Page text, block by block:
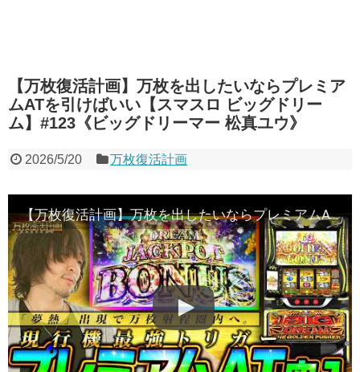
【万枚復活計画】万枚を出したいならプレミア
ムATを引けばいい【スマスロ ビッグドリー
ム】#123《ビッグドリーマー 松真ユウ》
2026/5/20 万枚復活計画
【万枚復活計画】万枚を出したいならプレミアムATを引けばいい【スマスロ ビッグドリーム】#123《ビッグドリーマー 松真ユウ》[必勝本WEB-TV][パチンコ][パチスロ][スロット]